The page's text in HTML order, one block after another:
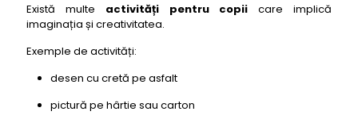
Există multe activități pentru copii care implică
imaginația și creativitatea.
Exemple de activități:
desen cu cretă pe asfalt
pictură pe hârtie sau carton